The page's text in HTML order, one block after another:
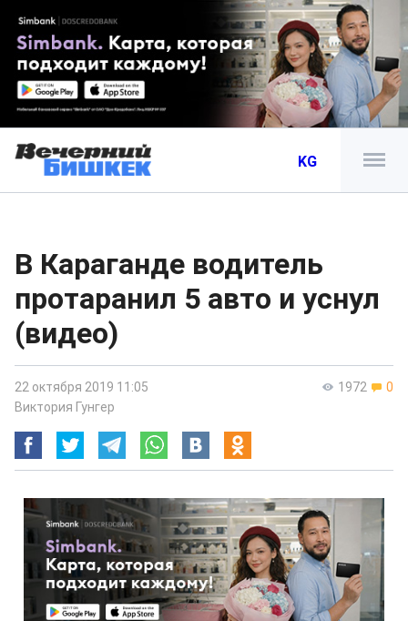
KG
В Караганде водитель
протаранил 5 авто и уснул
(видео)
1972 0
22 октября 2019 11:05
Виктория Гунгер